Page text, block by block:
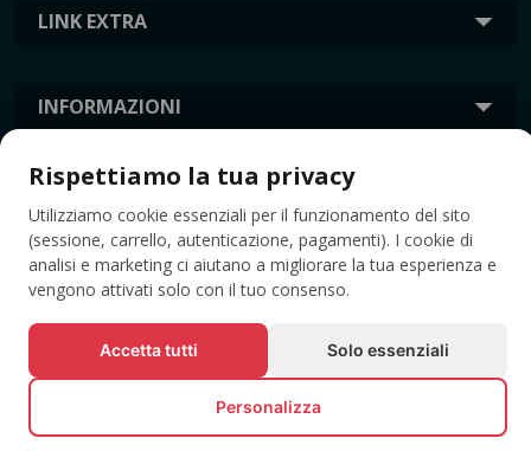
LINK EXTRA
INFORMAZIONI
TAG
© Tutti i diritti riservati EVENTBOOK SRL.
Rispettiamo la tua privacy
Utilizziamo cookie essenziali per il funzionamento del sito
(sessione, carrello, autenticazione, pagamenti). I cookie di
analisi e marketing ci aiutano a migliorare la tua esperienza e
vengono attivati solo con il tuo consenso.
Accetta tutti Solo essenziali
Personalizza